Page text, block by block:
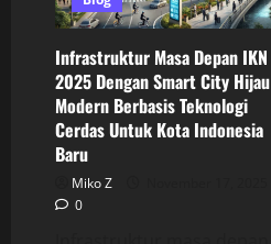
Infrastruktur Masa Depan IKN
2025 Dengan Smart City Hijau
Modern Berbasis Teknologi
Cerdas Untuk Kota Indonesia
Baru
Miko Z
0